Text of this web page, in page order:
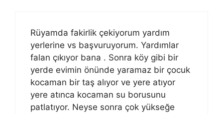
Rüyamda fakirlik çekiyorum yardım
yerlerine vs başvuruyorum. Yardımlar
falan çıkıyor bana . Sonra köy gibi bir
yerde evimin önünde yaramaz bir çocuk
kocaman bir taş alıyor ve yere atıyor
yere atınca kocaman su borusunu
patlatıyor. Neyse sonra çok yükseğe